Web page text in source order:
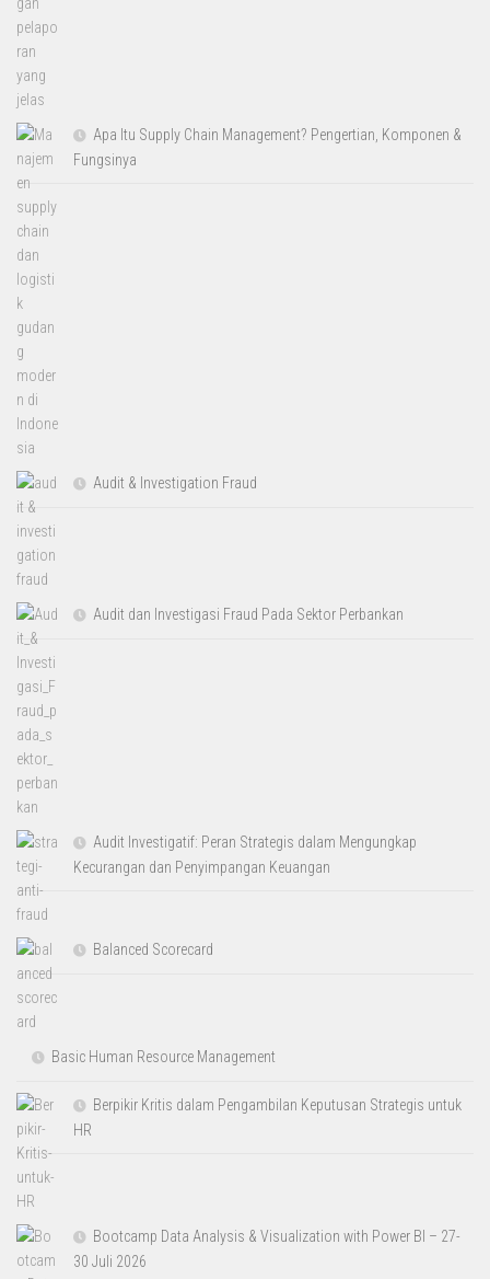
Apa Itu Supply Chain Management? Pengertian, Komponen &
Fungsinya
Audit & Investigation Fraud
Audit dan Investigasi Fraud Pada Sektor Perbankan
Audit Investigatif: Peran Strategis dalam Mengungkap
Kecurangan dan Penyimpangan Keuangan
Balanced Scorecard
Basic Human Resource Management
Berpikir Kritis dalam Pengambilan Keputusan Strategis untuk
HR
Bootcamp Data Analysis & Visualization with Power BI – 27-
30 Juli 2026